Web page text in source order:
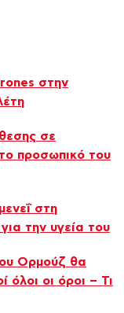
στην
σε
προσωπικό του
στη
την υγεία του
Ορμούζ θα
όλοι οι όροι – Τι